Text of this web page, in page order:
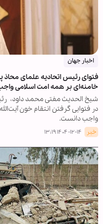
اخبار جهان
فتوای رئیس اتحادیه علمای محاذ
خامنه‌ای بر همه امت اسلامی
شیخ الحدیث مفتی محمد داود،
در فتوایی گرفتن انتقام خون
واجب دانست.
خبر ۱۴۰۴-۱۲-۱۴ ۱۳:۱۹